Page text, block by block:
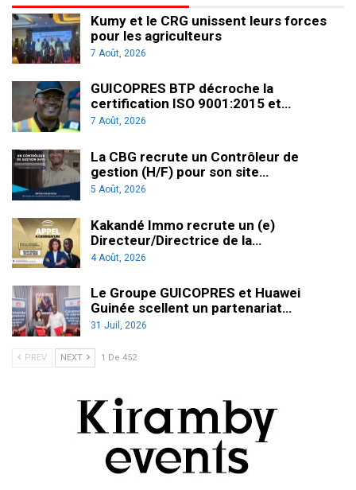
Kumy et le CRG unissent leurs forces
pour les agriculteurs
7 Août, 2026
GUICOPRES BTP décroche la
certification ISO 9001:2015 et…
7 Août, 2026
La CBG recrute un Contrôleur de
gestion (H/F) pour son site…
5 Août, 2026
Kakandé Immo recrute un (e)
Directeur/Directrice de la…
4 Août, 2026
Le Groupe GUICOPRES et Huawei
Guinée scellent un partenariat…
31 Juil, 2026
PREV NEXT 1 De 452